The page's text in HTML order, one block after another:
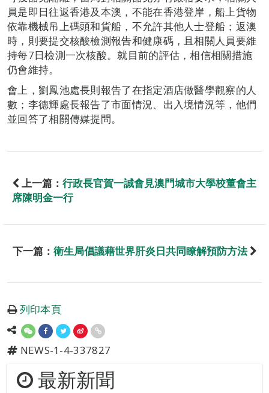
員是即日往返香港及本澳，不能在香港登岸，船上貨物
依靠機械吊上碼頭和貨船，不允許其他人士登船；返澳
時，則要提交核酸檢測報告和健康碼，且相關人員要維
持每7日檢測一次核酸。就目前的評估，相信相關措施
仍會維持。
會上，劉鳳池處長則報告了在指定酒店做醫學觀察的人
數；李德輝處長報告了市面情況、出入境情況等，他們
並回答了相關傳媒提問。
上一篇： 行政長官賀一誠會見澳門城市大學校董會主
席陳明金一行
下一篇： 衛生局倡議藉世界肝炎日共同瞭解預防方法
列印本頁
NEWS-1-4-337827
最新新聞